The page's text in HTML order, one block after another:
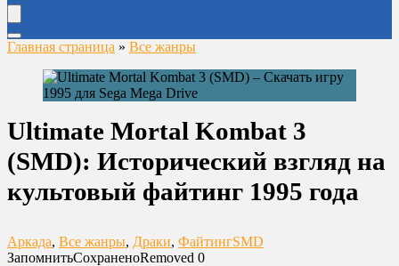
Главная страница » Все жанры
Ultimate Mortal Kombat 3
(SMD): Исторический взгляд на
культовый файтинг 1995 года
Аркада, Все жанры, Драки, ФайтингSMD
ЗапомнитьСохраненоRemoved 0